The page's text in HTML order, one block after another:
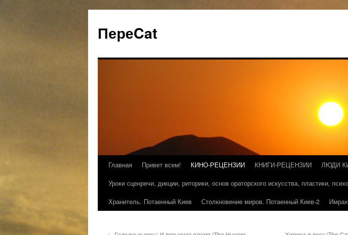
ПереCat
Главная Привет всем! КИНО-РЕЦЕНЗИИ КНИГИ-РЕЦЕНЗИИ ЛЮДИ
Уроки сценречи, дикции, риторики, основ ораторского искусства, пластики,
Хранитель. Потаенный Киев
Столкновение миров. Потаенный Киев-2